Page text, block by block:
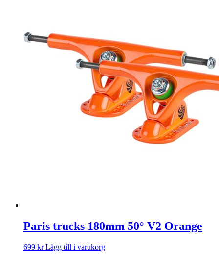
Paris trucks 180mm 50° V2 Orange
699 kr Lägg till i varukorg